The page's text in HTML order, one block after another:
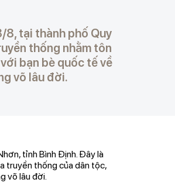
8, tại thành phố Quy
thống nhằm tôn
bạn bè quốc tế về
võ lâu đời.
tỉnh Bình Định. Đây là
truyền thống của dân tộc,
võ lâu đời.